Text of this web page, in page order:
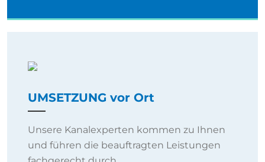
UMSETZUNG vor Ort
Unsere Kanalexperten kommen zu Ihnen
und führen die beauftragten Leistungen